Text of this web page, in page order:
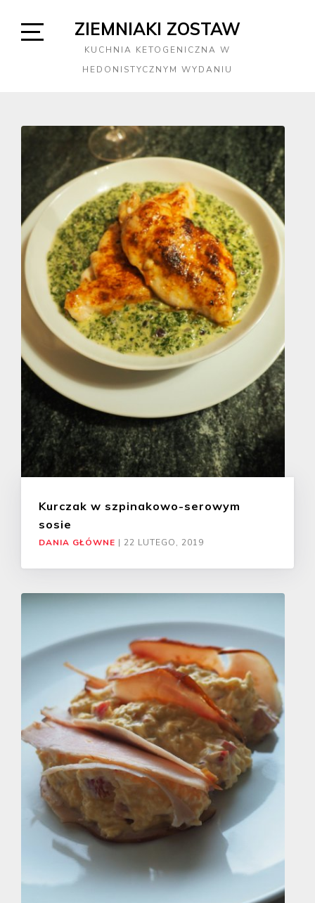
ZIEMNIAKI ZOSTAW
KUCHNIA KETOGENICZNA W
HEDONISTYCZNYM WYDANIU
Kurczak w szpinakowo-serowym
sosie
DANIA GŁÓWNE | 22 LUTEGO, 2019